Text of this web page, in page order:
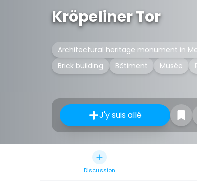
Kröpeliner Tor
Architectural heritage monument in
Brick building
Bâtiment Musée
J'y suis allé
Discussion